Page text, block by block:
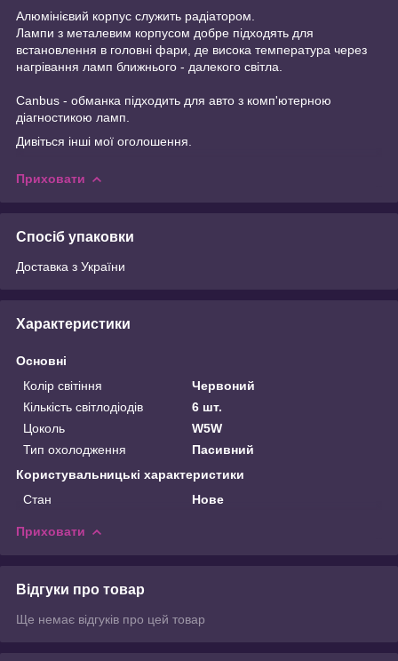
Алюмінієвий корпус служить радіатором.
Лампи з металевим корпусом добре підходять для
встановлення в головні фари, де висока температура через
нагрівання ламп ближнього - далекого світла.
Canbus - обманка підходить для авто з комп'ютерною
діагностикою ламп.
Дивіться інші мої оголошення.
Приховати
Спосіб упаковки
Доставка з України
Характеристики
Основні
Колір світіння
Червоний
Кількість світлодіодів
6 шт.
Цоколь
W5W
Тип охолодження
Пасивний
Користувальницькі характеристики
Стан
Нове
Приховати
Відгуки про товар
Ще немає відгуків про цей товар